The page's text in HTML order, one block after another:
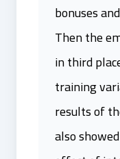
bonuses
Then the
in third
training
results of
also